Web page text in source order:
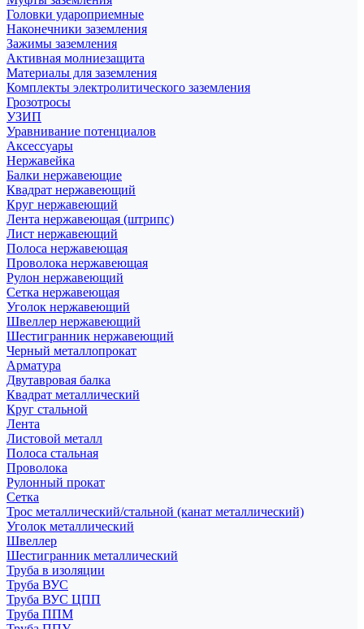
Головки удароприемные
Наконечники заземления
Зажимы заземления
Активная молниезащита
Материалы для заземления
Комплекты электролитического заземления
Грозотросы
УЗИП
Уравнивание потенциалов
Аксессуары
Нержавейка
Балки нержавеющие
Квадрат нержавеющий
Круг нержавеющий
Лента нержавеющая (штрипс)
Лист нержавеющий
Полоса нержавеющая
Проволока нержавеющая
Рулон нержавеющий
Сетка нержавеющая
Уголок нержавеющий
Швеллер нержавеющий
Шестигранник нержавеющий
Черный металлопрокат
Арматура
Двутавровая балка
Квадрат металлический
Круг стальной
Лента
Листовой металл
Полоса стальная
Проволока
Рулонный прокат
Сетка
Трос металлический/стальной (канат металлический)
Уголок металлический
Швеллер
Шестигранник металлический
Труба в изоляции
Труба ВУС
Труба ВУС ЦПП
Труба ППМ